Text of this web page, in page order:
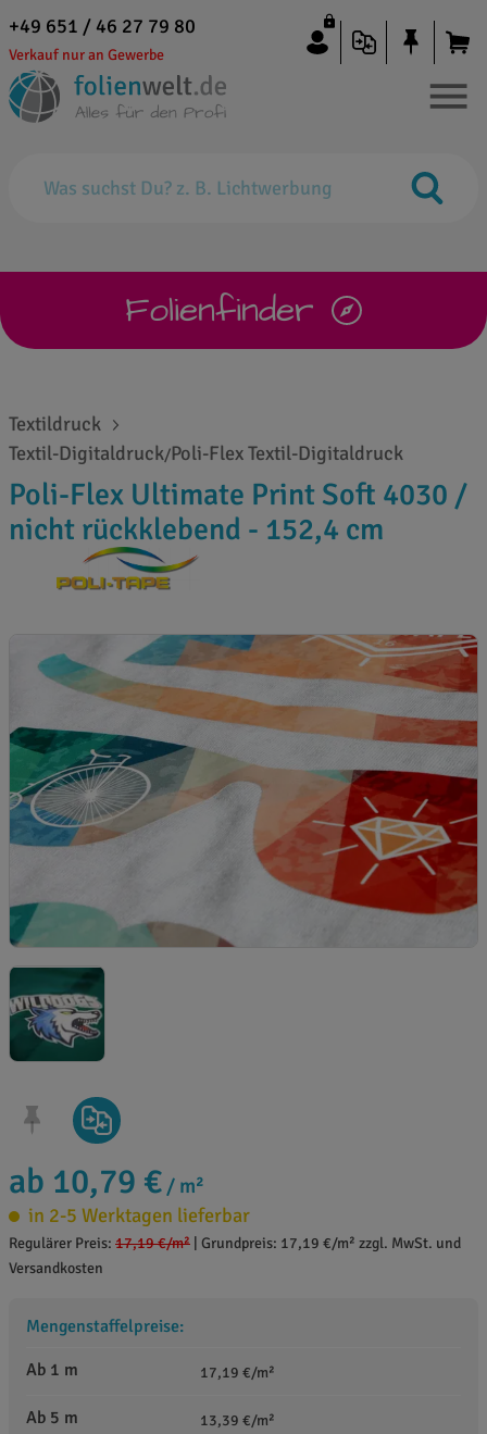
+49 651 / 46 27 79 80
Verkauf nur an Gewerbe
Folienfinder
Textildruck
Textil-Digitaldruck/Poli-Flex Textil-Digitaldruck
Poli-Flex Ultimate Print Soft 4030 /
nicht rückklebend - 152,4 cm
ab 10,79 € / m²
in 2-5 Werktagen lieferbar
Regulärer Preis: 17,19 €/m² Grundpreis: 17,19 €/m² zzgl. MwSt. und
Versandkosten
Mengenstaffelpreise:
Ab 1 m
17,19 €/m²
Ab 5 m 13,39 €/m²